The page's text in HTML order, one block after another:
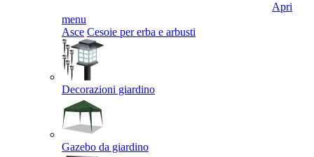
Apri
menu
Asce Cesoie per erba e arbusti
Decorazioni giardino
Gazebo da giardino